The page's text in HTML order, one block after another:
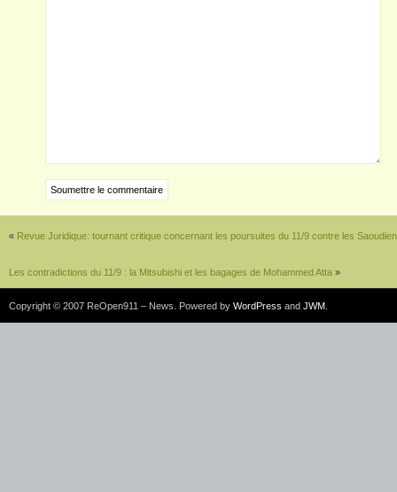
« Revue Juridique: tournant critique concernant les poursuites du 11/9 contre les
Les contradictions du 11/9 : la Mitsubishi et les bagages de Mohammed Atta »
Copyright © 2007 ReOpen911 – News. Powered by WordPress and JWM